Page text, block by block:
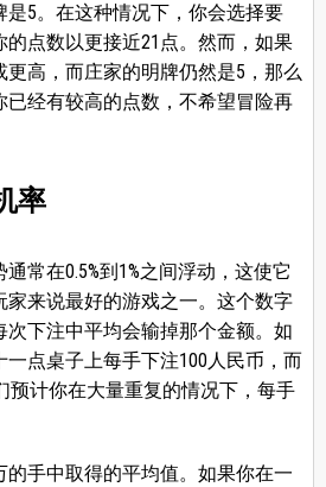
是5。在这种情况下，你会选择要
的点数以更接近21点。然而，如果
更高，而庄家的明牌仍然是5，那么
已经有较高的点数，不希望冒险再
率
常在0.5%到1%之间浮动，这使它
家来说最好的游戏之一。这个数字
下注中平均会输掉那个金额。如
点桌子上每手下注100人民币，而
预计你在大量重复的情况下，每手
的手中取得的平均值。如果你在一